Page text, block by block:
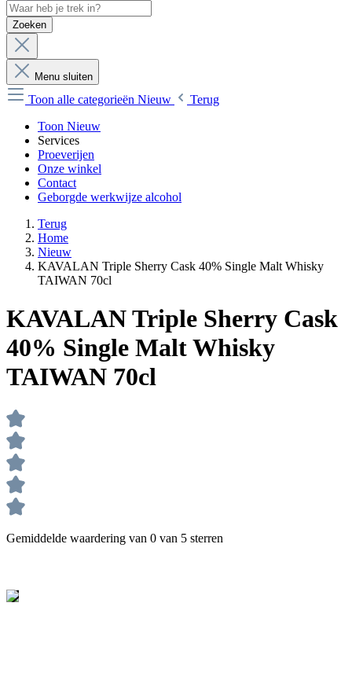
Zoeken
Menu sluiten
Toon alle categorieën Nieuw
Terug
Toon Nieuw
Services
Proeverijen
Onze winkel
Contact
Geborgde werkwijze alcohol
Terug
Home
Nieuw
KAVALAN Triple Sherry Cask 40% Single Malt Whisky
TAIWAN 70cl
KAVALAN Triple Sherry Cask
40% Single Malt Whisky
TAIWAN 70cl
Gemiddelde waardering van 0 van 5 sterren